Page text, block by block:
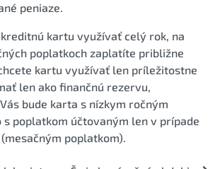
peniaze.
kartu využívať celý rok, na
poplatkoch zaplatíte približne
kartu využívať len príležitostne
len ako finančnú rezervu,
bude karta s nízkym ročným
s poplatkom účtovaným len v prípade
poplatkom).